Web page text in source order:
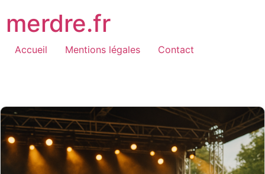
au
contenu
merdre.fr
Accueil Mentions légales Contact